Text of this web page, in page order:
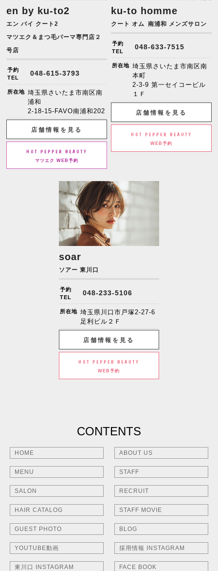
en by ku-to2
エン バイ クート2
マツエク＆まつ毛パーマ専門店２
号店
予約
TEL
048-615-3793
所在地 埼玉県さいたま市南区南
浦和
2-18-15-FAVO南浦和202
店舗情報を見る
HOT PEPPER BEAUTY
マツエク WEB予約
ku-to homme
クート オム 南浦和 メンズサロン
予約
TEL
048-633-7515
所在地 埼玉県さいたま市南区南
本町
2-3-9 第一セイコービル
１Ｆ
店舗情報を見る
HOT PEPPER BEAUTY
WEB予約
soar
ソアー 東川口
予約
TEL
048-233-5106
所在地 埼玉県川口市戸塚2-27-6
足利ビル２Ｆ
店舗情報を見る
HOT PEPPER BEAUTY
WEB予約
CONTENTS
HOME ABOUT US
MENU STAFF
SALON RECRUIT
HAIR CATALOG STAFF MOVIE
GUEST PHOTO BLOG
YOUTUBE動画 採用情報 INSTAGRAM
東川口 INSTAGRAM FACE BOOK